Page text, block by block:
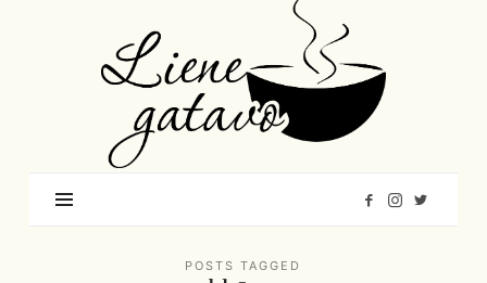
Gatavo
–
Mana
garšu
pasaule
POSTS TAGGED